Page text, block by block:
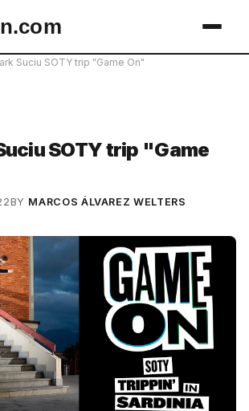
Suciu SOTY trip "Game On"
SOTY trip "Game
BY MARCOS ÁLVAREZ WELTERS